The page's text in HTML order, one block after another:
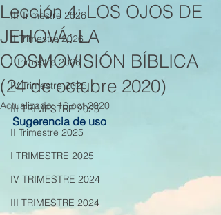
III Trimestre 2026
II Trimestre 2026
I Trimestre 2026
IV Trimestre 2025
III TRIMESTRE 2025
II Trimestre 2025
I TRIMESTRE 2025
IV TRIMESTRE 2024
III TRIMESTRE 2024
Lección 4: LOS OJOS DE
JEHOVÁ: LA
COSMOVISIÓN BÍBLICA
(24 de octubre 2020)
Actualizado:16 oct 2020
Sugerencia de uso